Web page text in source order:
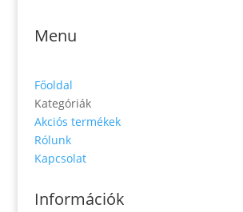
Menu
Főoldal
Kategóriák
Akciós termékek
Rólunk
Kapcsolat
Információk